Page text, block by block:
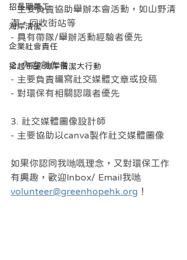
招長期義工
海岸清潔
企業社會責任
拾起希望 海岸清潔大行動
- 主要負責協助舉辦本會活動，如山野清
潔，回收街站等
- 具有帶隊/舉辦活動經驗者優先
2. 內容創作者
- 主要負責編寫社交媒體文章或投稿
- 對環保有相關認識者優先
3. 社交媒體圖像設計師
- 主要協助以canva製作社交媒體圖像
如果你認同我哋嘅理念，又對環保工作
有興趣，歡迎Inbox/ Email我哋
volunteer@greenhopehk.org ！